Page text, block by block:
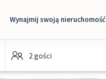
Wynajmij swoją nieruchomość
2 gości